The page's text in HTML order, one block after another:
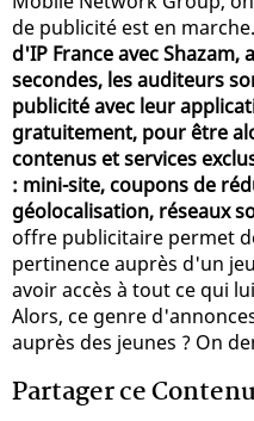
de publicité est en
d'IP France avec
secondes, les auditeurs
publicité avec leur
gratuitement, pour être
contenus et services
: mini-site, coupons de
géolocalisation, réseaux
offre publicitaire permet
pertinence auprès d'un
avoir accès à tout ce qui
Alors, ce genre
auprès des jeunes ? On
Partager ce Contenu